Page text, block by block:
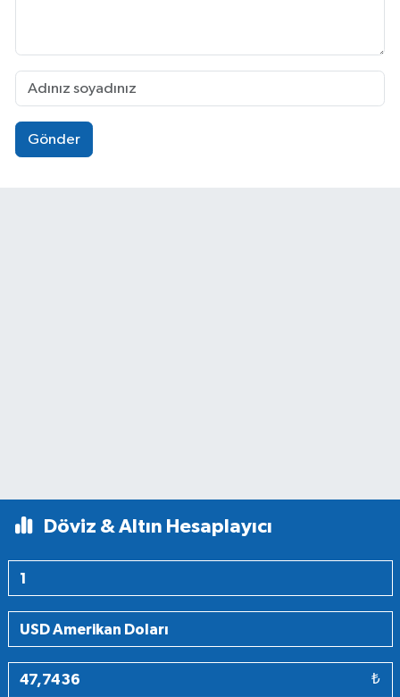
Gönder
Döviz & Altın Hesaplayıcı
₺